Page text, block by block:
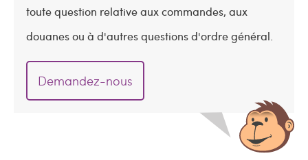
toute question relative aux commandes, aux
douanes ou à d'autres questions d'ordre général.
Demandez-nous